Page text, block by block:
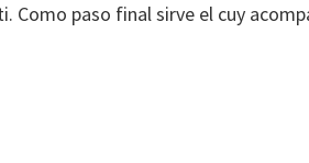
Como paso final sirve el cuy